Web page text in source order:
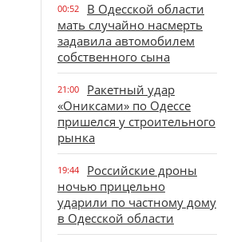
00:52
В Одесской области
мать случайно насмерть
задавила автомобилем
собственного сына
21:00
Ракетный удар
«Ониксами» по Одессе
пришелся у строительного
рынка
19:44
Российские дроны
ночью прицельно
ударили по частному дому
в Одесской области